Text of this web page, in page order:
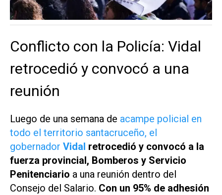
Conflicto con la Policía: Vidal
retrocedió y convocó a una
reunión
Luego de una semana de acampe policial en
todo el territorio santacruceño, el
gobernador Vidal retrocedió y convocó a la
fuerza provincial, Bomberos y Servicio
Penitenciario a una reunión dentro del
Consejo del Salario. Con un 95% de adhesión